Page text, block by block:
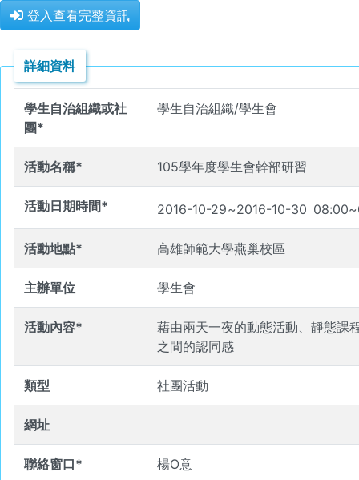
登入查看完整資訊
詳細資料
學生自治組織或社
團*
學生自治組織/學生會
活動名稱* 105學年度學生會幹部研習
活動日期時間* 2016-10-29~2016-10-30 08:00~
活動地點* 高雄師範大學燕巢校區
主辦單位 學生會
活動內容*
藉由兩天一夜的動態活動、靜態課
之間的認同感
類型 社團活動
網址
聯絡窗口* 楊O意